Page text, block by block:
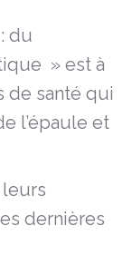
du
» est à
de santé qui
l’épaule et
dernières